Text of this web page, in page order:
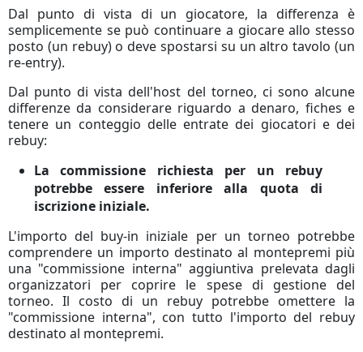
Dal punto di vista di un giocatore, la differenza è
semplicemente se può continuare a giocare allo stesso
posto (un rebuy) o deve spostarsi su un altro tavolo (un
re-entry).
Dal punto di vista dell'host del torneo, ci sono alcune
differenze da considerare riguardo a denaro, fiches e
tenere un conteggio delle entrate dei giocatori e dei
rebuy:
La commissione richiesta per un rebuy
potrebbe essere inferiore alla quota di
iscrizione iniziale.
L'importo del buy-in iniziale per un torneo potrebbe
comprendere un importo destinato al montepremi più
una "commissione interna" aggiuntiva prelevata dagli
organizzatori per coprire le spese di gestione del
torneo. Il costo di un rebuy potrebbe omettere la
"commissione interna", con tutto l'importo del rebuy
destinato al montepremi.